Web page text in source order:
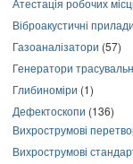
Атестація робочих
Віброакустичні прилади
Газоаналізатори (57)
Генератори
Глибиноміри (1)
Дефектоскопи (136)
Вихрострумові
Вихрострумові